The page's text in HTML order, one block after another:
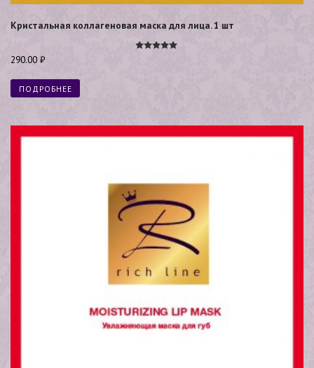
Кристальная коллагеновая маска для лица. 1 шт
290.00 ₽
ПОДРОБНЕЕ